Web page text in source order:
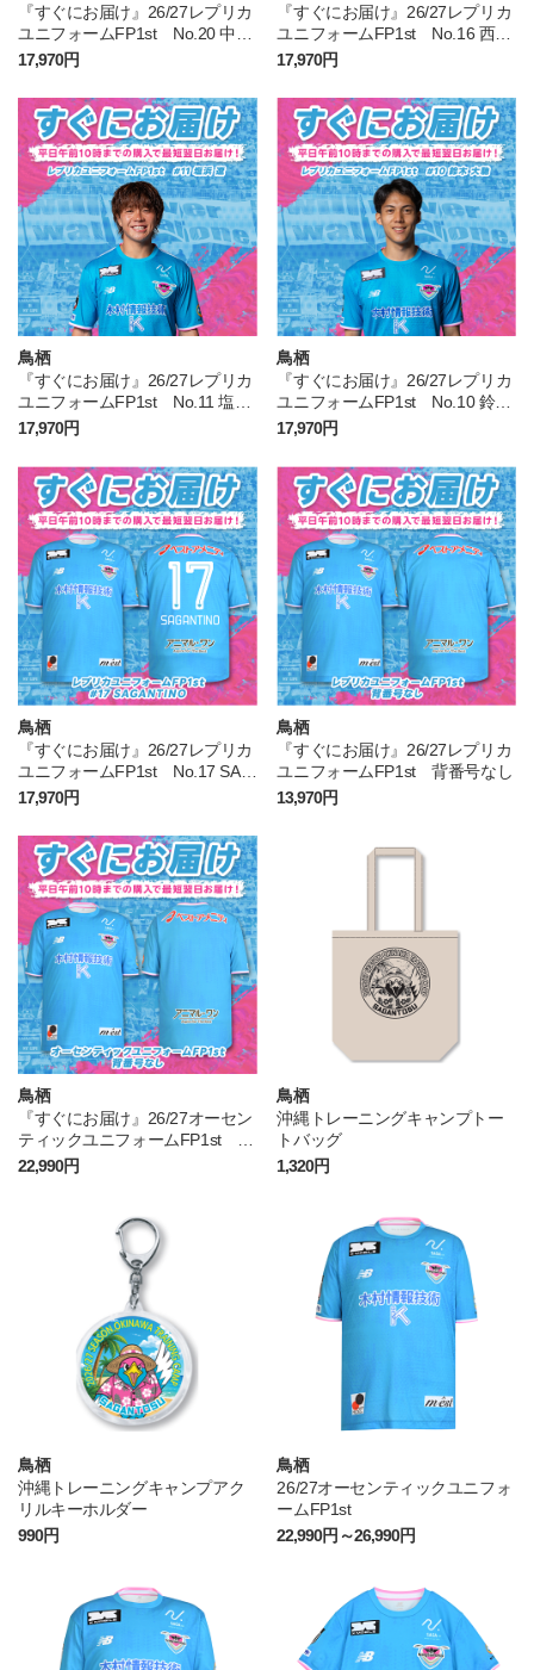
『すぐにお届け』26/27レプリカ
ユニフォームFP1st No.20 中原
輝
17,970円
『すぐにお届け』26/27レプリカ
ユニフォームFP1st No.16 西澤
健太
17,970円
鳥栖
『すぐにお届け』26/27レプリカ
ユニフォームFP1st No.11 塩浜
遼
17,970円
鳥栖
『すぐにお届け』26/27レプリカ
ユニフォームFP1st No.10 鈴木
大馳
17,970円
鳥栖
『すぐにお届け』26/27レプリカ
ユニフォームFP1st No.17 SAG
ANTINO
17,970円
鳥栖
『すぐにお届け』26/27レプリカ
ユニフォームFP1st 背番号なし
13,970円
鳥栖
『すぐにお届け』26/27オーセン
ティックユニフォームFP1st 背
番号なし
22,990円
鳥栖
沖縄トレーニングキャンプトー
トバッグ
1,320円
鳥栖
沖縄トレーニングキャンプアク
リルキーホルダー
990円
鳥栖
26/27オーセンティックユニフォ
ームFP1st
22,990円～26,990円